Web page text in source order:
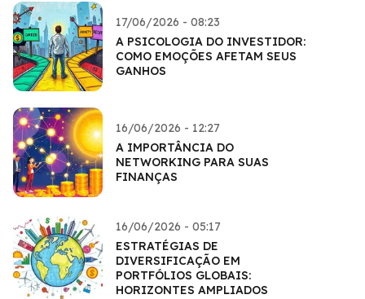
17/06/2026 - 08:23
A PSICOLOGIA DO INVESTIDOR:
COMO EMOÇÕES AFETAM SEUS
GANHOS
16/06/2026 - 12:27
A IMPORTÂNCIA DO
NETWORKING PARA SUAS
FINANÇAS
16/06/2026 - 05:17
ESTRATÉGIAS DE
DIVERSIFICAÇÃO EM
PORTFÓLIOS GLOBAIS:
HORIZONTES AMPLIADOS